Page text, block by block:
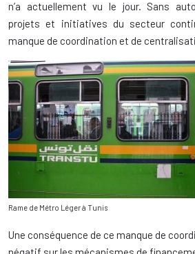
n’a actuellement vu le jour. Sans
projets et initiatives du secteur
manque de coordination et de
Rame de Métro Léger à Tunis
Une conséquence de ce manque de